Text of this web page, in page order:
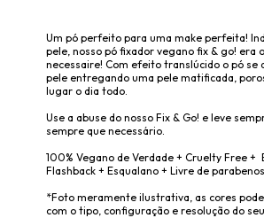
Um pó perfeito para uma make perfeita!
pele, nosso pó fixador vegano fix & go! era
necessaire! Com efeito translúcido o pó se
pele entregando uma pele matificada,
lugar o dia todo.
Use a abuse do nosso Fix & Go! e leve
sempre que necessário.
100% Vegano de Verdade + Cruelty Free +
Flashback + Esqualano + Livre de parabenos
*Foto meramente ilustrativa, as cores
com o tipo, configuração e resolução do